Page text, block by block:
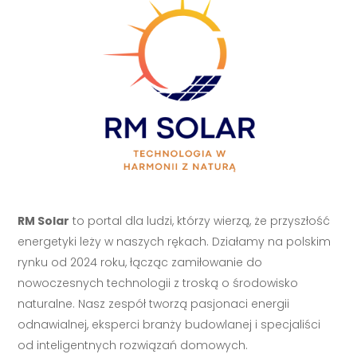
RM Solar to portal dla ludzi, którzy wierzą, że przyszłość
energetyki leży w naszych rękach. Działamy na polskim
rynku od 2024 roku, łącząc zamiłowanie do
nowoczesnych technologii z troską o środowisko
naturalne. Nasz zespół tworzą pasjonaci energii
odnawialnej, eksperci branży budowlanej i specjaliści
od inteligentnych rozwiązań domowych.